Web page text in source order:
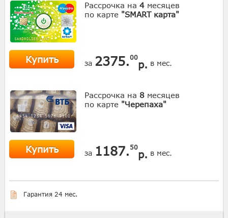
Рассрочка на 4 месяцев
по карте "SMART карта"
Купить за 2375.00
р. в мес.
Рассрочка на 8 месяцев
по карте "Черепаха"
Купить за 1187. 50
р. в мес.
Гарантия 24 мес.